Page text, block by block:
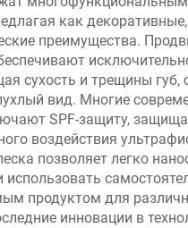
как
преимущества.
сухость и трещины губ,
вид. Многие
SPF-защиту,
воздействия
позволяет легко
продуктом для
инновации в